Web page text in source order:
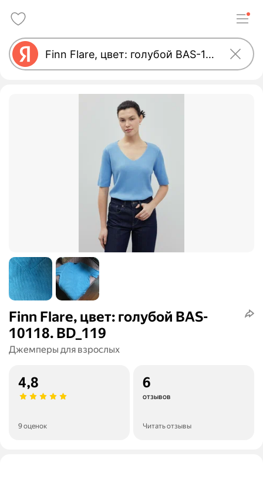
Finn Flare, цвет: голубой BAS-
10118. BD_119
Джемперы для взрослых
4,8
9 оценок
6
отзывов
Читать отзывы